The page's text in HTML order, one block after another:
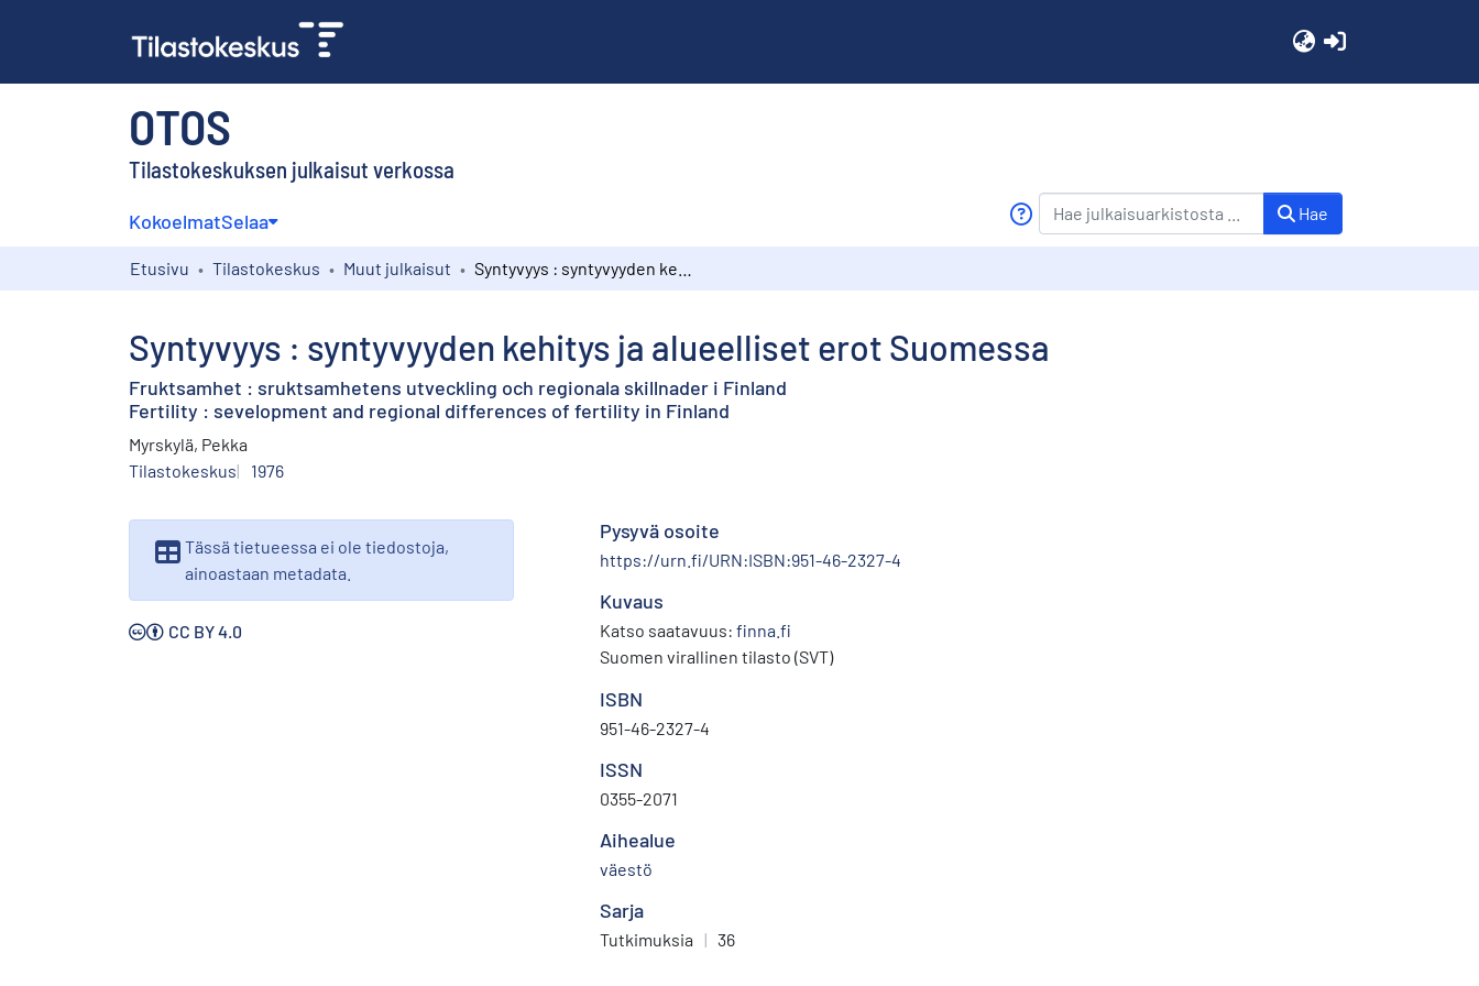
OTOS
Tilastokeskuksen julkaisut verkossa
KokoelmatSelaa Hae
Etusivu Tilastokeskus Muut julkaisut
Syntyvyys : syntyvyyden kehitys ja alueelliset erot Suomessa
Fruktsamhet : sruktsamhetens utveckling och regionala skillnader i Finland
Fertility : sevelopment and regional differences of fertility in Finland
Myrskylä, Pekka
Tilastokeskus
1976
Tässä tietueessa ei ole tiedostoja,
ainoastaan metadata.
CC BY 4.0
Pysyvä osoite
https://urn.fi/URN:ISBN:951-46-2327-4
Kuvaus
Katso saatavuus: finna.fi
Suomen virallinen tilasto (SVT)
ISBN
951-46-2327-4
ISSN
0355-2071
Aihealue
väestö
Sarja
Tutkimuksia | 36